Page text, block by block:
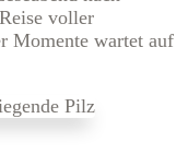
voller
Momente wartet auf